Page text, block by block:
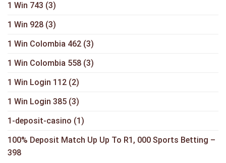
1 Win 743 (3)
1 Win 928 (3)
1 Win Colombia 462 (3)
1 Win Colombia 558 (3)
1 Win Login 112 (2)
1 Win Login 385 (3)
1-deposit-casino (1)
100% Deposit Match Up Up To R1, 000 Sports Betting –
398